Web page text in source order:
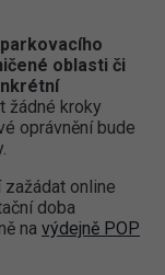
parkovacího
oblasti či
žádné kroky
oprávnění bude
online
doba
na výdejně POP